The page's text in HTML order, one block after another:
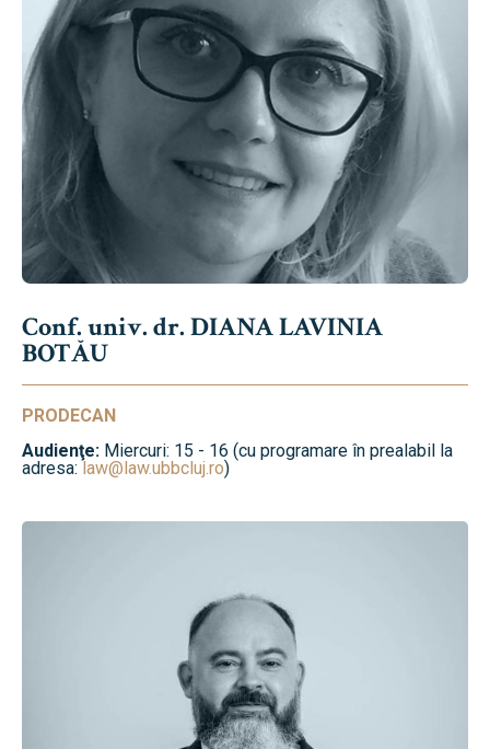
Conf. univ. dr. DIANA LAVINIA
BOTĂU
PRODECAN
Audienţe: Miercuri: 15 - 16 (cu programare în prealabil la
adresa: law@law.ubbcluj.ro)